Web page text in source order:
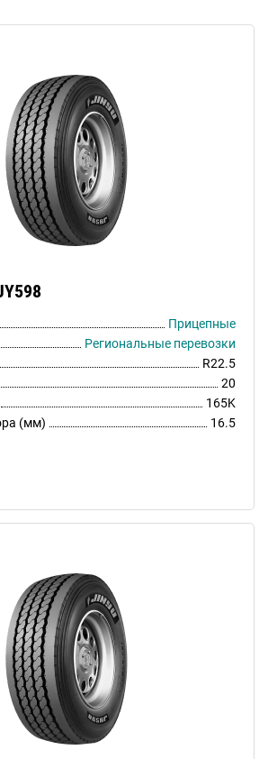
Прицепные
Региональные перевозки
R22.5
20
165K
(мм)
16.5